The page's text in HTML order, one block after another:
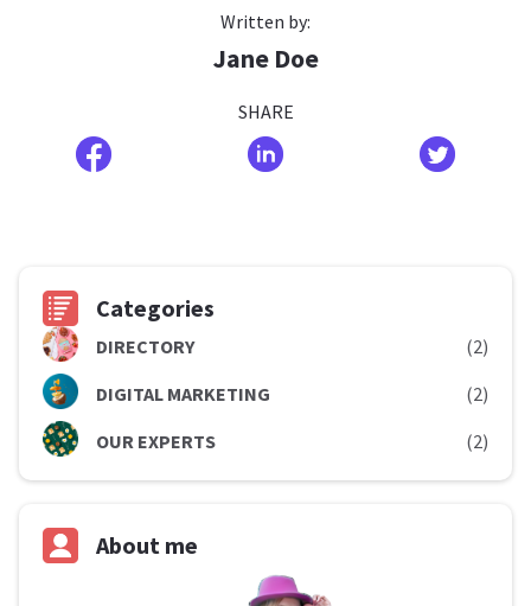
Written by:
Jane Doe
SHARE
Categories
DIRECTORY
(2)
DIGITAL MARKETING
(2)
OUR EXPERTS
(2)
About me